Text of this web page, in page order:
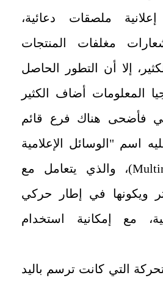
ملصقات دعائية،
مغلفات المنتجات
إلا أن التطور الحاصل
المعلومات أضاف الكثير
فأضحى هناك فرع قائم
اسم "الوسائل الإعلامية
)، والذي يتعامل مع
ويكونها في إطار حركي
مع إمكانية استخدام
التي كانت ترسم باليد